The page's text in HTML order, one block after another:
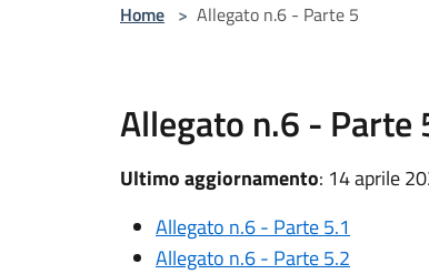
Home > Allegato n.6 - Parte 5
Allegato n.6 - Parte
Ultimo aggiornamento: 14 aprile
Allegato n.6 - Parte 5.1
Allegato n.6 - Parte 5.2